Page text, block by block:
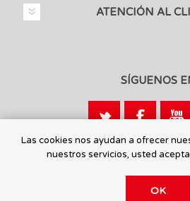
ATENCIÓN AL
SÍGUENOS
Calle León, 1 -
Las cookies nos ayudan a ofrecer
nuestros servicios, usted
OK